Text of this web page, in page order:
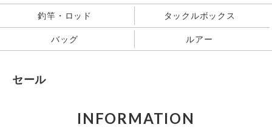
釣竿・ロッド タックルボックス
バッグ ルアー
セール
INFORMATION